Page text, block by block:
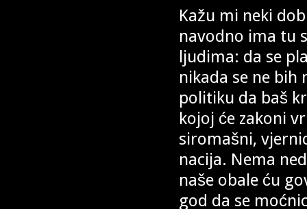
Kažu mi neki
navodno ima tu
ljudima: da se
nikada se ne bih
politiku da baš
kojoj će zakoni
siromašni,
nacija. Nema
naše obale ću
god da se